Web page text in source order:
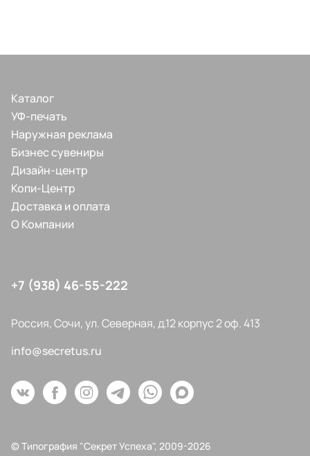
Каталог
УФ-печать
Наружная реклама
Бизнес сувениры
Дизайн-центр
Копи-Центр
Доставка и оплата
О Компании
+7 (938) 46-55-222
Россия, Сочи, ул. Северная, д.12 корпус 2 оф. 413
info@secretus.ru
© Типография "Секрет Успеха", 2009-2026